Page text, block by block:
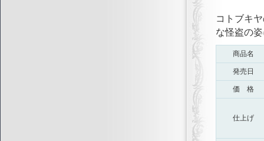
コトブキ
な怪盗の
商品名
発売日
価 格
仕上げ